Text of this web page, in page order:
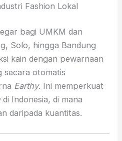
Fashion Lokal
bagi UMKM dan
Solo, hingga Bandung
kain dengan pewarnaan
secara otomatis
Earthy. Ini memperkuat
di Indonesia, di mana
daripada kuantitas.